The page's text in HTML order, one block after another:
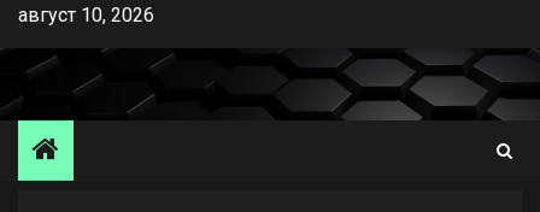
Skip
content
август 10, 2026